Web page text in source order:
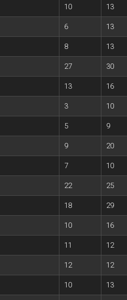
10 13
6 13
8 13
27 30
13 16
3 10
5 9
9 20
7 10
22 25
18 29
10 16
11 12
12 12
10 13